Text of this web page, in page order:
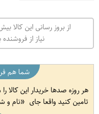
از بروز رسانی این
نیاز از
شما هم
هر روزه صدها خریدار این کالا
تامین کنید واقعا جای
نام و